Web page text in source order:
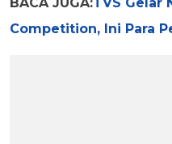
Competition, Ini Para